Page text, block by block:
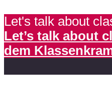
Let's talk about
Let’s talk about
dem